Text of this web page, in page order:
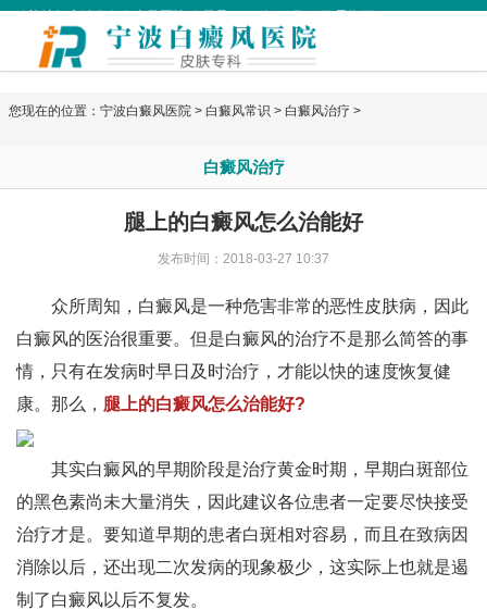
您现在的位置： 宁波白癜风医院 > 白癜风常识 > 白癜风治疗 >
白癜风治疗
腿上的白癜风怎么治能好
发布时间：2018-03-27 10:37
众所周知，白癜风是一种危害非常的恶性皮肤病，因此
白癜风的医治很重要。但是白癜风的治疗不是那么简答的事
情，只有在发病时早日及时治疗，才能以快的速度恢复健
康。那么， 腿上的白癜风怎么治能好?
其实白癜风的早期阶段是治疗黄金时期，早期白斑部位
的黑色素尚未大量消失，因此建议各位患者一定要尽快接受
治疗才是。要知道早期的患者白斑相对容易，而且在致病因
消除以后，还出现二次发病的现象极少，这实际上也就是遏
制了白癜风以后不复发。